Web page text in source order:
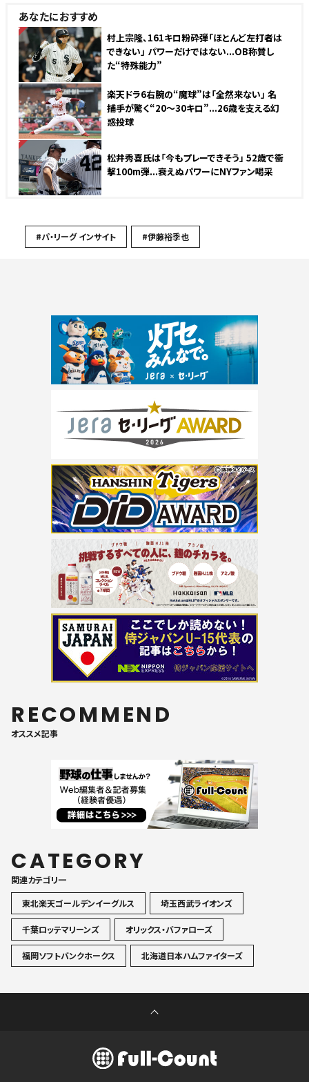
あなたにおすすめ
NEW
村上宗隆、161キロ粉砕弾「ほとんど左打者は
できない」 パワーだけではない...OB称賛し
た“特殊能力”
楽天ドラ6右腕の“魔球”は「全然来ない」 名
捕手が驚く“20〜30キロ”...26歳を支える幻
惑投球
NEW
松井秀喜氏は「今もプレーできそう」 52歳で衝
撃100m弾...衰えぬパワーにNYファン喝采
#パ・リーグ インサイト #伊藤裕季也
RECOMMEND
オススメ記事
CATEGORY
関連カテゴリ一
東北楽天ゴールデンイーグルス
埼玉西武ライオンズ
千葉ロッテマリーンズ オリックス・バファローズ
福岡ソフトバンクホークス 北海道日本ハムファイターズ